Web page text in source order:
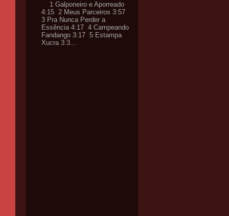
1 Galponeiro e Aporreado
4:15 2 Meus Parceiros 3:57
3 Pra Nunca Perder a
Essência 4:17 4 Campeando
Fandango 3:17 5 Estampa
Xucra 3:3...